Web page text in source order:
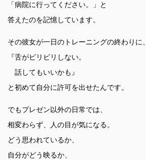
「病院に行ってください。」と
答えたのを記憶しています。
その彼女が一日のトレーニングの終わりに、
『舌がビリビリしない。
話してもいいかも』
と初めて自分に許可を出せたんです。
でもプレゼン以外の日常では、
相変わらず、人の目が気になる。
どう思われているか、
自分がどう映るか、